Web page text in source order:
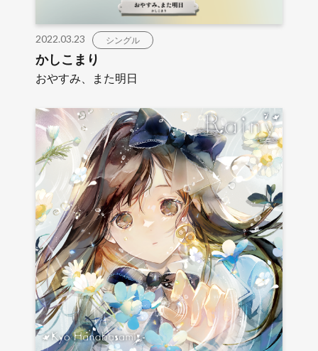
2022.03.23 シングル
かしこまり
おやすみ、また明日